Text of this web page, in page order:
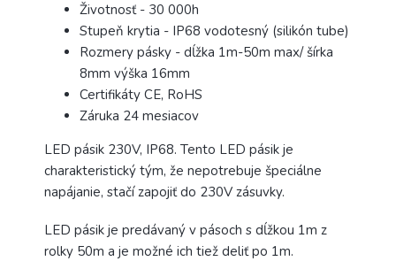
Životnosť - 30 000h
Stupeň krytia - IP68 vodotesný (silikón tube)
Rozmery pásky - dĺžka 1m-50m max/ šírka
8mm výška 16mm
Certifikáty CE, RoHS
Záruka 24 mesiacov
LED pásik 230V, IP68. Tento LED pásik je
charakteristický tým, že nepotrebuje špeciálne
napájanie, stačí zapojiť do 230V zásuvky.
LED pásik je predávaný v pásoch s dĺžkou 1m z
rolky 50m a je možné ich tiež deliť po 1m.